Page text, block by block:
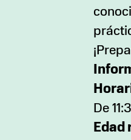
De
Edad